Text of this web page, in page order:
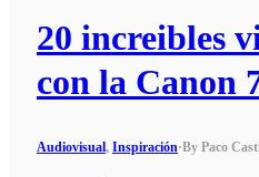
20 increibles
con la Canon
Audiovisual, Inspiración·By Paco